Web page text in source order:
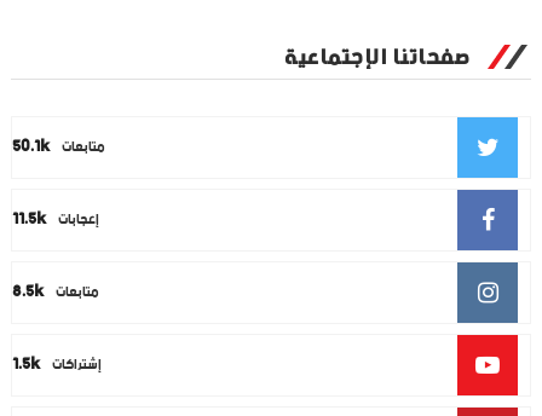
صفحاتنا الإجتماعية
50.1k متابعات
11.5k إعجابات
8.5k متابعات
1.5k إشتراكات